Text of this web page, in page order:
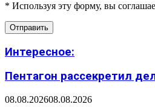
* Используя эту форму, вы
Интересное:
Пентагон рассекретил
08.08.202608.08.2026